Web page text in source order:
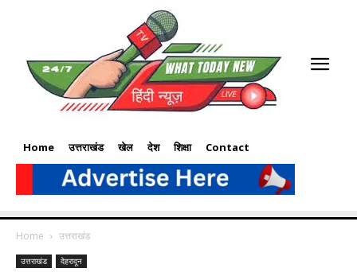
Home उत्तराखंड खेल देश शिक्षा Contact
Home उत्तराखंड
उत्तराखंड देहरादून